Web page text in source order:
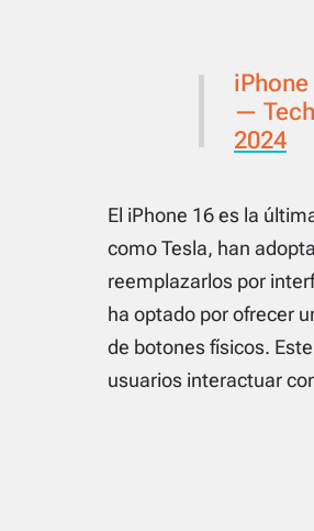
iPhone
—
2024
El iPhone 16 es la
como Tesla, han
reemplazarlos por
ha optado por ofrecer
de botones físicos.
usuarios interactuar